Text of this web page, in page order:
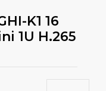
K1 16
1U H.265